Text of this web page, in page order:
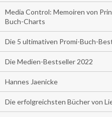
Media Control: Memoiren von
Buch-Charts
Die 5 ultimativen Promi-Buch-
Die Medien-Bestseller 2022
Hannes Jaenicke
Die erfolgreichsten Bücher von